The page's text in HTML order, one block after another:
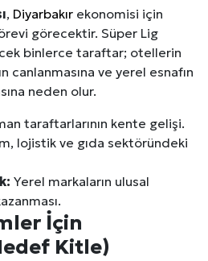
, Diyarbakır ekonomisi için
görecektir. Süper Lig
binlerce taraftar; otellerin
canlanmasına ve yerel esnafın
neden olur.
taraftarlarının kente gelişi.
lojistik ve gıda sektöründeki
Yerel markaların ulusal
İçin
Kitle)